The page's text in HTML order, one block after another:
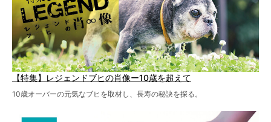
【特集】レジェンドブヒの肖像ー10歳を超えて
10歳オーバーの元気なブヒを取材し、長寿の秘訣を探る。